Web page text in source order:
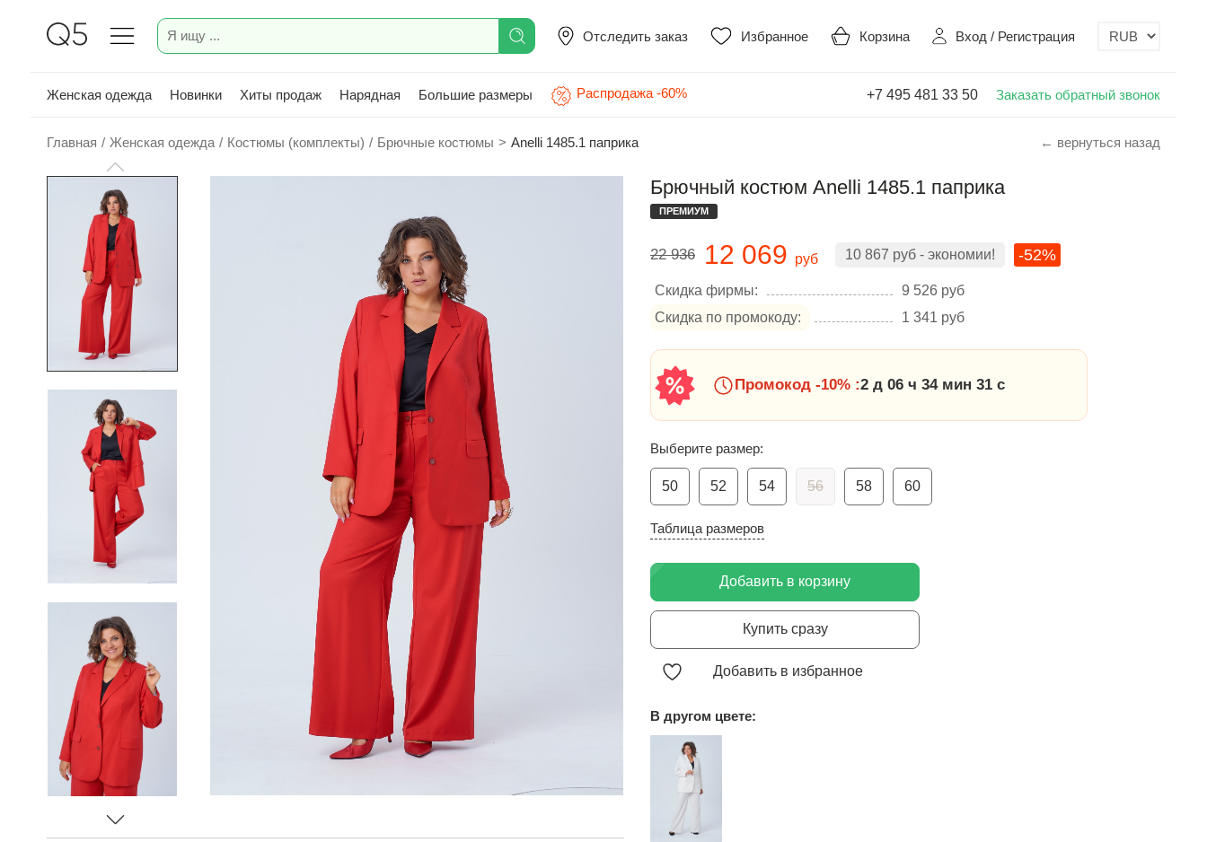
Отследить заказ Избранное Корзина Вход / Регистрация
Женская одежда Новинки Хиты продаж Нарядная Большие размеры Распродажа -60% +7 495 481 33 50 Заказать обратный звонок
Главная / Женская одежда / Костюмы (комплекты) / Брючные костюмы > Anelli 1485.1 паприка ← вернуться назад
Брючный костюм Anelli 1485.1 паприка
ПРЕМИУМ
22 936 12 069 руб 10 867 руб - экономии! -52%
Скидка фирмы: 9 526 руб
Скидка по промокоду:
1 341 руб
Промокод -10% :2 д 06 ч 34 мин 30 с
Выберите размер:
50 52 54 56 58 60
Таблица размеров
Добавить в корзину
Купить сразу
Добавить в избранное
В другом цвете: